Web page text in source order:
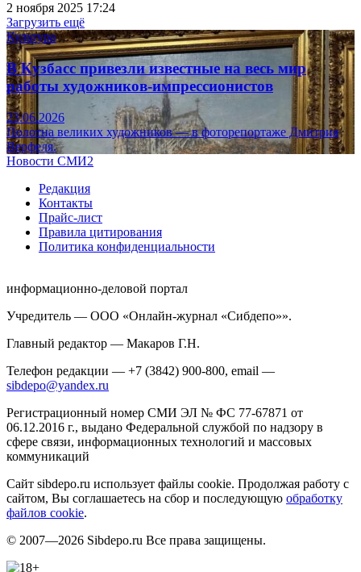
2 ноября 2025 17:24
Загрузить ещё
Культура
В Кузбасс привезли известные на весь мир
работы художников-импрессионистов
23.06.2026
Полотна великих художников — в фоторепортаже Дмитрия
Верфеля.
Новости СМИ2
Редакция
Контакты
Прайс-лист
Правила цитирования
Политика конфиденциальности
информационно-деловой портал
Учредитель — ООО «Онлайн-журнал «Сибдепо»».
Главный редактор — Макаров Г.Н.
Телефон редакции — +7 (3842) 900-800, email —
sibdepo@yandex.ru
Регистрационный номер СМИ ЭЛ № ФС 77-67871 от
06.12.2016 г., выдано Федеральной службой по надзору в
сфере связи, информационных технологий и массовых
коммуникаций
Сайт sibdepo.ru использует файлы cookie. Продолжая работу с
сайтом, Вы соглашаетесь на сбор и последующую обработку
файлов cookie.
© 2007—2026 Sibdepo.ru Все права защищены.